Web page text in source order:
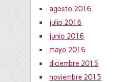
agosto 2016
julio 2016
junio 2016
mayo 2016
diciembre 2015
noviembre 2015